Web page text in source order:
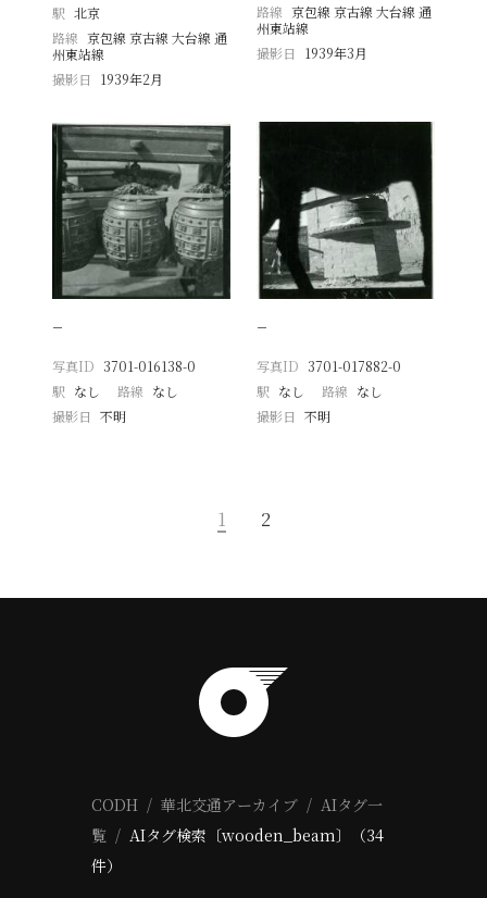
駅 北京
路線 京包線 京古線 大台線 通
州東站線
撮影日
1939年2月
路線 京包線 京古線 大台線 通
州東站線
撮影日
1939年3月
−
写真ID 3701-016138-0
駅 なし 路線 なし
撮影日
不明
−
写真ID 3701-017882-0
駅 なし 路線 なし
撮影日 不明
1 2
CODH 華北交通アーカイブ
AIタグ一
覧
AIタグ検索〔wooden_beam〕（34
件）